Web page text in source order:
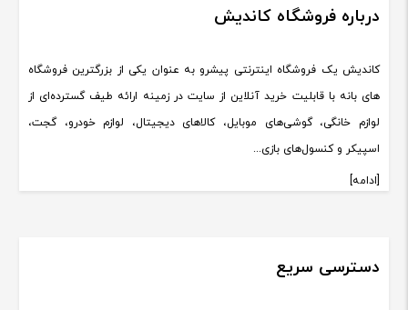
درباره فروشگاه کاندیش
کاندیش یک فروشگاه اینترنتی پیشرو به عنوان یکی از بزرگترین فروشگاه
های بانه با قابلیت خرید آنلاین از سایت در زمینه ارائه طیف گسترده‌ای از
لوازم خانگی، گوشی‌های موبایل، کالاهای دیجیتال، لوازم خودرو، گجت،
اسپیکر و کنسول‌های بازی...
[ادامه]
دسترسی سریع